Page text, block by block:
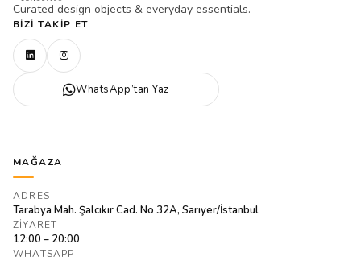
Curated design objects & everyday essentials.
BIZI TAKIP ET
WhatsApp’tan Yaz
MAĞAZA
ADRES
Tarabya Mah. Şalcıkır Cad. No 32A, Sarıyer/İstanbul
ZIYARET
12:00 – 20:00
WHATSAPP